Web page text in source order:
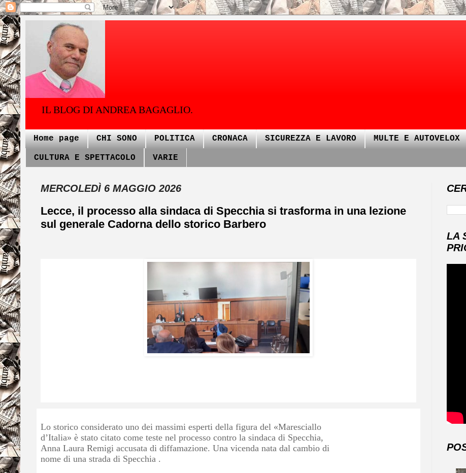
IL BLOG DI ANDREA BAGAGLIO.
Home page CHI SONO POLITICA CRONACA SICUREZZA E LAVORO MULTE E AUTOVELOX
CULTURA E SPETTACOLO VARIE
MERCOLEDÌ 6 MAGGIO 2026
Lecce, il processo alla sindaca di Specchia si trasforma in una lezione
sul generale Cadorna dello storico Barbero
Lo storico considerato uno dei massimi esperti della figura del «Maresciallo
d’Italia» è stato citato come teste nel processo contro la sindaca di Specchia,
Anna Laura Remigi accusata di diffamazione. Una vicenda nata dal cambio di
nome di una strada di Specchia .
LA